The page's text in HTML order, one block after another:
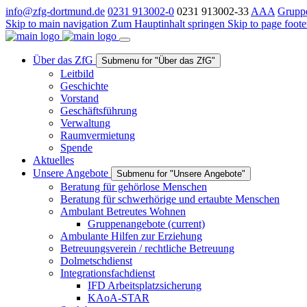
info@zfg-dortmund.de 0231 913002-0 0231 913002-33 AAA
Skip to main navigation Zum Hauptinhalt springen Skip to page
Über das ZfG Submenu for "Über das ZfG"
Leitbild
Geschichte
Vorstand
Geschäftsführung
Verwaltung
Raumvermietung
Spende
Aktuelles
Unsere Angebote
Submenu for "Unsere Angebote"
Beratung für gehörlose Menschen
Beratung für schwerhörige und ertaubte Menschen
Ambulant Betreutes Wohnen
Gruppenangebote (current)
Ambulante Hilfen zur Erziehung
Betreuungsverein / rechtliche Betreuung
Dolmetschdienst
Integrationsfachdienst
IFD Arbeitsplatzsicherung
KAoA-STAR